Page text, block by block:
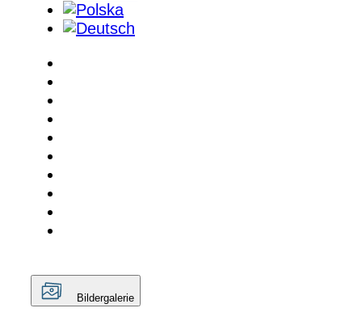
Bildergalerie